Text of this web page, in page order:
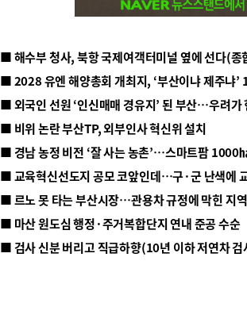
■ 해수부 청사, 북항 국제여객터미널 옆에 선다(종
■ 2028 유엔 해양총회 개최지, ‘부산이냐 제주냐’
■ 외국인 선원 ‘인신매매 경유지’ 된 부산…우려가
■ 비위 논란 부산TP, 외부인사 혁신위 설치
■ 르노 못 타는 부산시장…관용차 규정에 막힌 지
■ 마산 원도심 행정·주거복합단지 연내 준공 수순